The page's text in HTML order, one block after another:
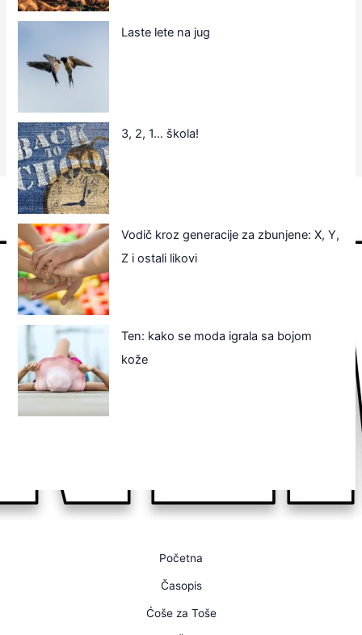
Laste lete na jug
3, 2, 1… škola!
Vodič kroz generacije za zbunjene: X, Y,
Z i ostali likovi
Ten: kako se moda igrala sa bojom
kože
Početna
Časopis
Ćoše za Toše